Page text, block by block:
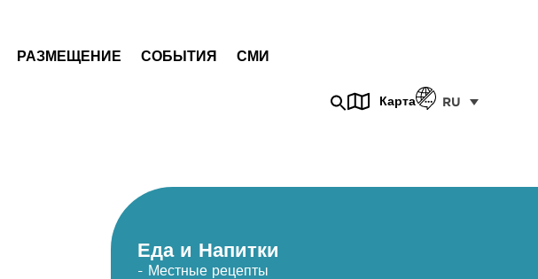
РАЗМЕЩЕНИЕ СОБЫТИЯ СМИ
Карта RU
Еда и Напитки
- Местные рецепты